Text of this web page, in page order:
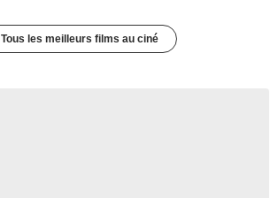
Tous les meilleurs films au ciné